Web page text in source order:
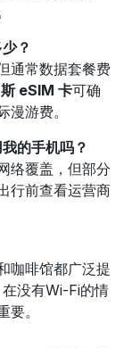
？
通常数据套餐费
eSIM 卡可确
游费。
的手机吗？
络覆盖，但部分
行前查看运营商
咖啡馆都广泛提
没有Wi-Fi的情
。